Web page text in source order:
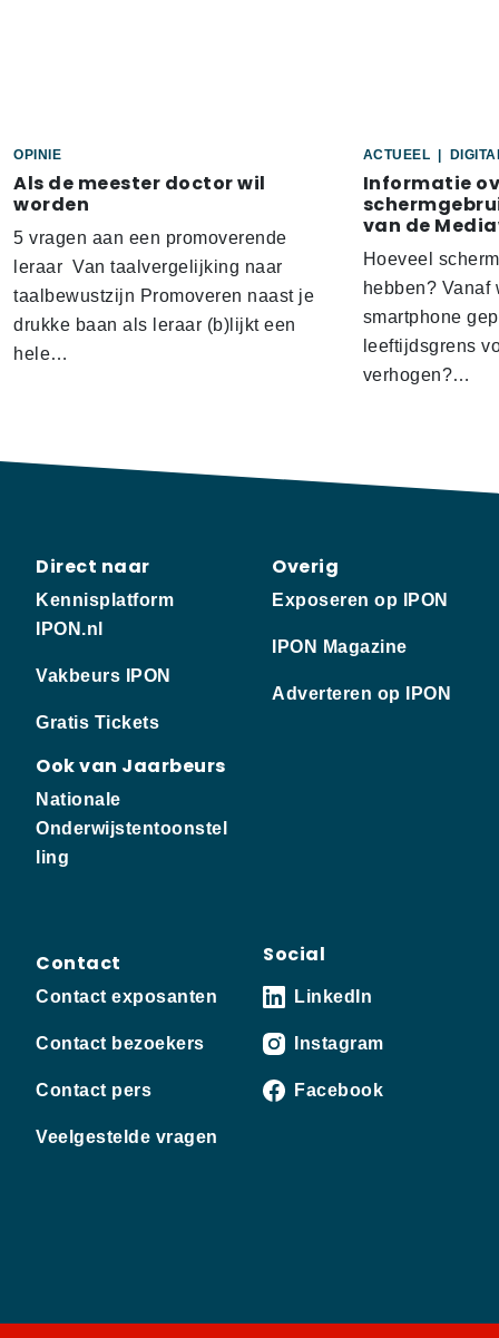
OPINIE
Als de meester doctor wil
worden
5 vragen aan een promoverende
leraar Van taalvergelijking naar
taalbewustzijn Promoveren naast je
drukke baan als leraar (b)lijkt een
hele…
ACTUEEL
Informatie
van de
Hoeveel
hebben?
smartphone
leeftijdsgrens
verhogen?…
Direct naar
Kennisplatform
IPON.nl
Vakbeurs IPON
Gratis Tickets
Ook van Jaarbeurs
Nationale
Onderwijstentoonstel
ling
Overig
Exposeren op IPON
IPON Magazine
Adverteren op IPON
Contact
Contact exposanten
Contact bezoekers
Contact pers
Veelgestelde vragen
Social
LinkedIn
Instagram
Facebook